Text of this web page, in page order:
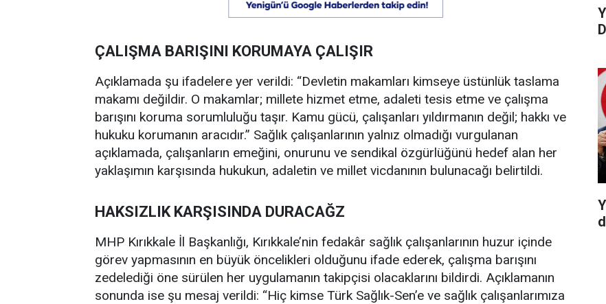
ÇALIŞMA BARIŞINI KORUMAYA ÇALIŞIR
Açıklamada şu ifadelere yer verildi: “Devletin makamları kimseye üstünlük taslama
makamı değildir. O makamlar; millete hizmet etme, adaleti tesis etme ve çalışma
barışını koruma sorumluluğu taşır. Kamu gücü, çalışanları yıldırmanın değil; hakkı ve
hukuku korumanın aracıdır.” Sağlık çalışanlarının yalnız olmadığı vurgulanan
açıklamada, çalışanların emeğini, onurunu ve sendikal özgürlüğünü hedef alan her
yaklaşımın karşısında hukukun, adaletin ve millet vicdanının bulunacağı belirtildi.
HAKSIZLIK KARŞISINDA DURACAĞZ
MHP Kırıkkale İl Başkanlığı, Kırıkkale’nin fedakâr sağlık çalışanlarının huzur içinde
görev yapmasının en büyük öncelikleri olduğunu ifade ederek, çalışma barışını
zedelediği öne sürülen her uygulamanın takipçisi olacaklarını bildirdi. Açıklamanın
sonunda ise şu mesaj verildi: “Hiç kimse Türk Sağlık-Sen’e ve sağlık çalışanlarımıza